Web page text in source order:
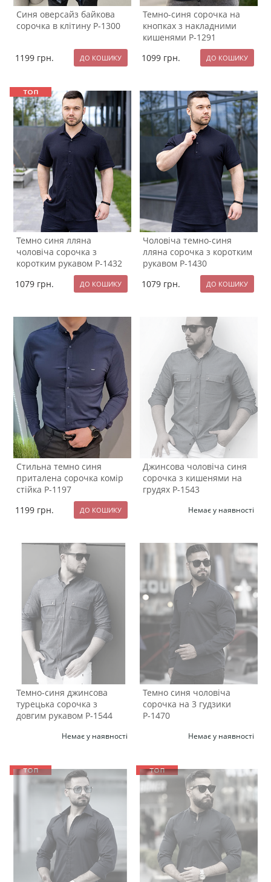
Синя оверсайз байкова
сорочка в клітину Р-1300
1199 грн.
Темно-синя сорочка на
кнопках з накладними
кишенями Р-1291
1099 грн.
Темно синя лляна
чоловіча сорочка з
коротким рукавом Р-1432
1079 грн.
Чоловіча темно-синя
лляна сорочка з коротким
рукавом Р-1430
1079 грн.
Стильна темно синя
приталена сорочка комір
стійка Р-1197
1199 грн.
Джинсова чоловіча синя
сорочка з кишенями на
грудях Р-1543
Немає у наявності
Темно-синя джинсова
турецька сорочка з
довгим рукавом Р-1544
Немає у наявності
Темно синя чоловіча
сорочка на 3 гудзики
Р-1470
Немає у наявності